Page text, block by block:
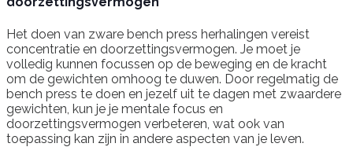
Het doen van zware bench press herhalingen vereist
concentratie en doorzettingsvermogen. Je moet je
volledig kunnen focussen op de beweging en de kracht
om de gewichten omhoog te duwen. Door regelmatig de
bench press te doen en jezelf uit te dagen met zwaardere
gewichten, kun je je mentale focus en
doorzettingsvermogen verbeteren, wat ook van
toepassing kan zijn in andere aspecten van je leven.